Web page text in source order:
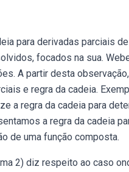
para derivadas parciais
focados na sua.
A partir desta
e regra da cadeia.
a regra da cadeia para
a regra da cadeia
de uma função composta.
2) diz respeito ao caso